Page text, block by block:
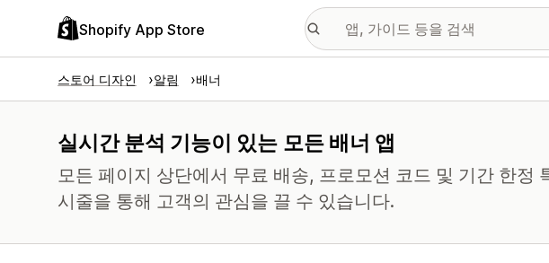
Shopify App Store
스토어 디자인 알림 배너
실시간 분석 기능이 있는 모든 배너 앱
모든 페이지 상단에서 무료 배송, 프로모션 코드 및 기간 한정
시줄을 통해 고객의 관심을 끌 수 있습니다.